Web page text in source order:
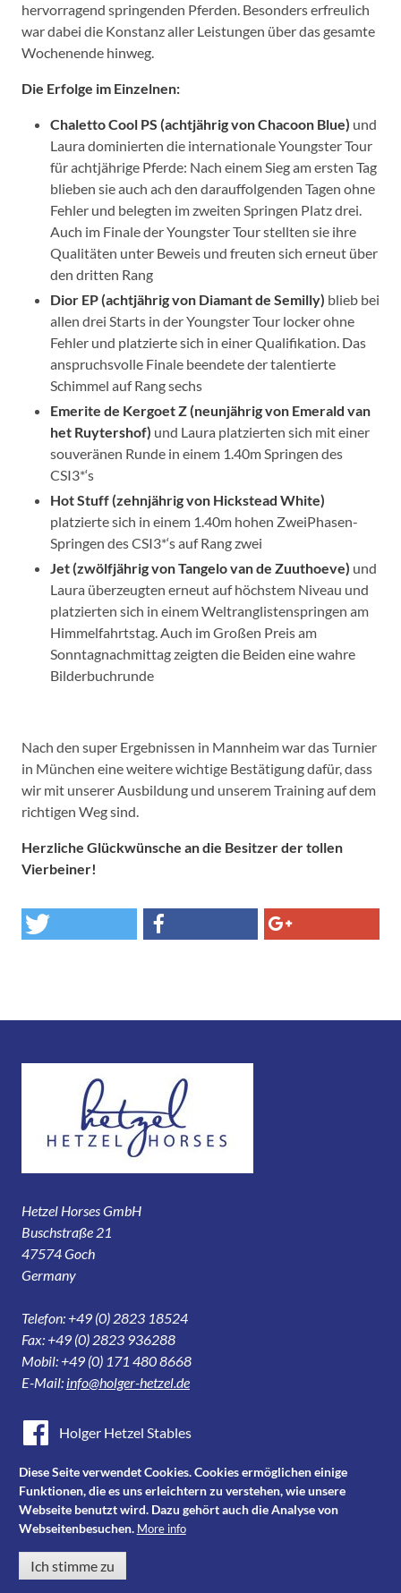
hervorragend springenden Pferden. Besonders erfreulich
war dabei die Konstanz aller Leistungen über das gesamte
Wochenende hinweg.
Die Erfolge im Einzelnen:
Chaletto Cool PS (achtjährig von Chacoon Blue) und
Laura dominierten die internationale Youngster Tour
für achtjährige Pferde: Nach einem Sieg am ersten Tag
blieben sie auch ach den darauffolgenden Tagen ohne
Fehler und belegten im zweiten Springen Platz drei.
Auch im Finale der Youngster Tour stellten sie ihre
Qualitäten unter Beweis und freuten sich erneut über
den dritten Rang
Dior EP (achtjährig von Diamant de Semilly) blieb bei
allen drei Starts in der Youngster Tour locker ohne
Fehler und platzierte sich in einer Qualifikation. Das
anspruchsvolle Finale beendete der talentierte
Schimmel auf Rang sechs
Emerite de Kergoet Z (neunjährig von Emerald van
het Ruytershof) und Laura platzierten sich mit einer
souveränen Runde in einem 1.40m Springen des
CSI3*‘s
Hot Stuff (zehnjährig von Hickstead White)
platzierte sich in einem 1.40m hohen ZweiPhasen-
Springen des CSI3*‘s auf Rang zwei
Jet (zwölfjährig von Tangelo van de Zuuthoeve) und
Laura überzeugten erneut auf höchstem Niveau und
platzierten sich in einem Weltranglistenspringen am
Himmelfahrtstag. Auch im Großen Preis am
Sonntagnachmittag zeigten die Beiden eine wahre
Bilderbuchrunde
Nach den super Ergebnissen in Mannheim war das Turnier
in München eine weitere wichtige Bestätigung dafür, dass
wir mit unserer Ausbildung und unserem Training auf dem
richtigen Weg sind.
Herzliche Glückwünsche an die Besitzer der tollen
Vierbeiner!
Hetzel Horses GmbH
Buschstraße 21
47574 Goch
Germany
Telefon: +49 (0) 2823 18524
Fax: +49 (0) 2823 936288
Mobil: +49 (0) 171 480 8668
E-Mail: info@holger-hetzel.de
Holger Hetzel Stables
Holger Hetzel Sport Horse Sales
Youtube
Diese Seite verwendet Cookies. Cookies ermöglichen einige
Funktionen, die es uns erleichtern zu verstehen, wie unsere
Webseite benutzt wird. Dazu gehört auch die Analyse von
Webseitenbesuchen. More info
Ich stimme zu